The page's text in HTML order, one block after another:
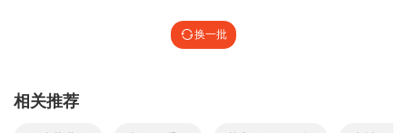
换一批
相关推荐